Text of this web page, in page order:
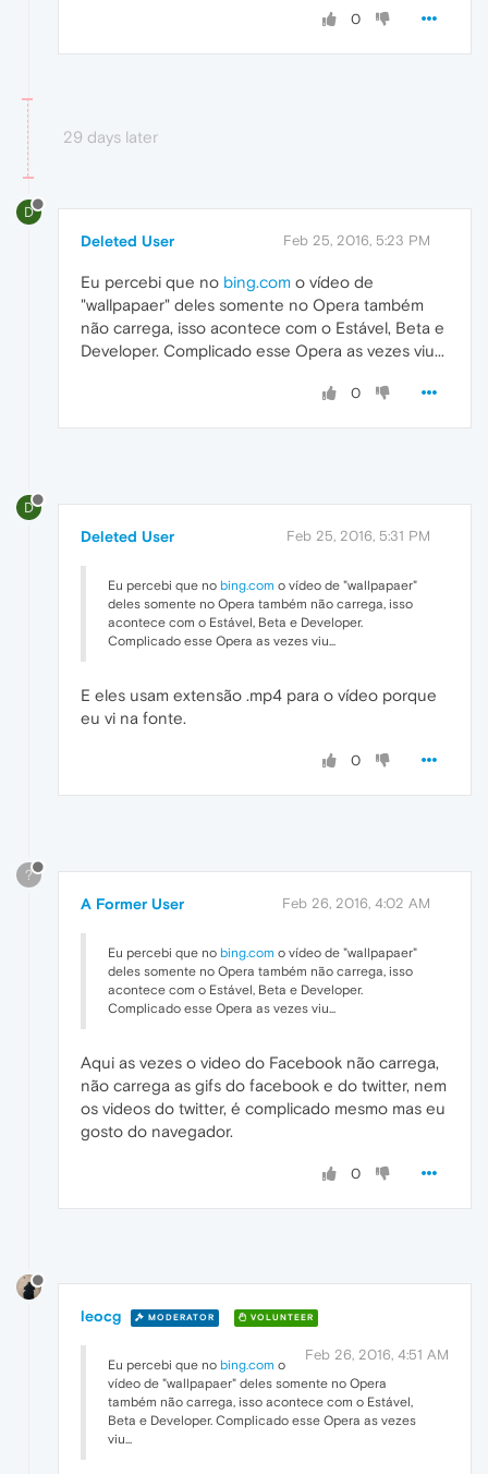
0
29 days later
D
Deleted User Feb 25, 2016, 5:23 PM
Eu percebi que no bing.com o vídeo de
"wallpapaer" deles somente no Opera também
não carrega, isso acontece com o Estável, Beta e
Developer. Complicado esse Opera as vezes viu...
0
D
Deleted User Feb 25, 2016, 5:31 PM
Eu percebi que no bing.com o vídeo de "wallpapaer"
deles somente no Opera também não carrega, isso
acontece com o Estável, Beta e Developer.
Complicado esse Opera as vezes viu...
E eles usam extensão .mp4 para o vídeo porque
eu vi na fonte.
0
?
A Former User Feb 26, 2016, 4:02 AM
Eu percebi que no bing.com o vídeo de "wallpapaer"
deles somente no Opera também não carrega, isso
acontece com o Estável, Beta e Developer.
Complicado esse Opera as vezes viu...
Aqui as vezes o video do Facebook não carrega,
não carrega as gifs do facebook e do twitter, nem
os videos do twitter, é complicado mesmo mas eu
gosto do navegador.
0
leocg MODERATOR VOLUNTEER
Feb 26, 2016, 4:51 AM
Eu percebi que no bing.com o
vídeo de "wallpapaer" deles somente no Opera
também não carrega, isso acontece com o Estável,
Beta e Developer. Complicado esse Opera as vezes
viu...